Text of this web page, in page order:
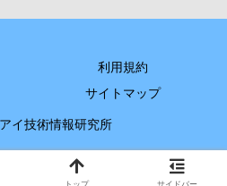
利用規約
サイトマップ
イ技術情報研究所
トップ サイドバー